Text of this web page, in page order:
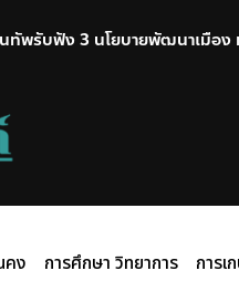
ทัพรับฟัง 3 นโยบายพัฒนาเมือ
คง การศึกษา วิทยาการ การเ